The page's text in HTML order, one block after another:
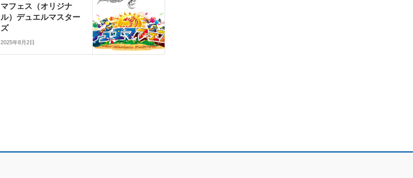
マフェス（オリジナ
ル）デュエルマスター
ズ
2025年8月2日